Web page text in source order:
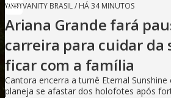
VANITY BRASIL/ HÁ 34 MINUTOS
Ariana Grande fará
carreira para cuidar da
ficar com a família
Cantora encerra a turnê Eternal
planeja se afastar dos holofotes após